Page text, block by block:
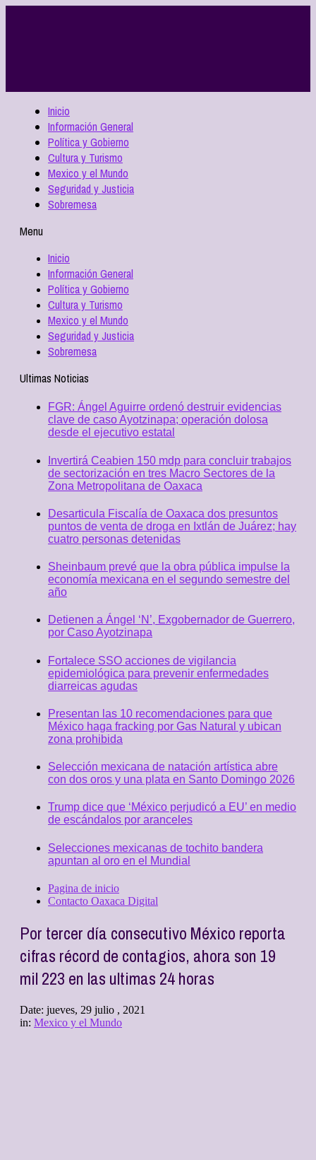
Inicio
Información General
Política y Gobierno
Cultura y Turismo
Mexico y el Mundo
Seguridad y Justicia
Sobremesa
Menu
Inicio
Información General
Política y Gobierno
Cultura y Turismo
Mexico y el Mundo
Seguridad y Justicia
Sobremesa
Ultimas Noticias
FGR: Ángel Aguirre ordenó destruir evidencias
clave de caso Ayotzinapa; operación dolosa
desde el ejecutivo estatal
Invertirá Ceabien 150 mdp para concluir trabajos
de sectorización en tres Macro Sectores de la
Zona Metropolitana de Oaxaca
Desarticula Fiscalía de Oaxaca dos presuntos
puntos de venta de droga en Ixtlán de Juárez; hay
cuatro personas detenidas
Sheinbaum prevé que la obra pública impulse la
economía mexicana en el segundo semestre del
año
Detienen a Ángel ‘N’, Exgobernador de Guerrero,
por Caso Ayotzinapa
Fortalece SSO acciones de vigilancia
epidemiológica para prevenir enfermedades
diarreicas agudas
Presentan las 10 recomendaciones para que
México haga fracking por Gas Natural y ubican
zona prohibida
Selección mexicana de natación artística abre
con dos oros y una plata en Santo Domingo 2026
Trump dice que ‘México perjudicó a EU’ en medio
de escándalos por aranceles
Selecciones mexicanas de tochito bandera
apuntan al oro en el Mundial
Pagina de inicio
Contacto Oaxaca Digital
Por tercer día consecutivo México reporta
cifras récord de contagios, ahora son 19
mil 223 en las ultimas 24 horas
Date: jueves, 29 julio , 2021
in: Mexico y el Mundo